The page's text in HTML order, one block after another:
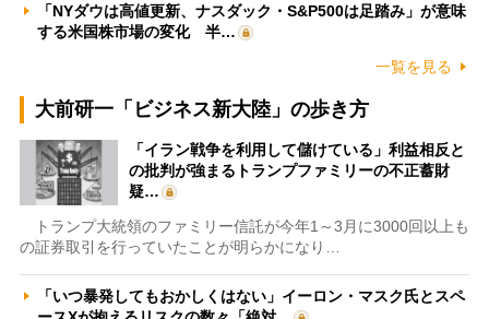
「NYダウは高値更新、ナスダック・S&P500は足踏み」が意味
する米国株市場の変化 半…
一覧を見る
大前研一「ビジネス新大陸」の歩き方
「イラン戦争を利用して儲けている」利益相反と
の批判が強まるトランプファミリーの不正蓄財
疑…
トランプ大統領のファミリー信託が今年1～3月に3000回以上も
の証券取引を行っていたことが明らかになり…
「いつ暴発してもおかしくはない」イーロン・マスク氏とスペ